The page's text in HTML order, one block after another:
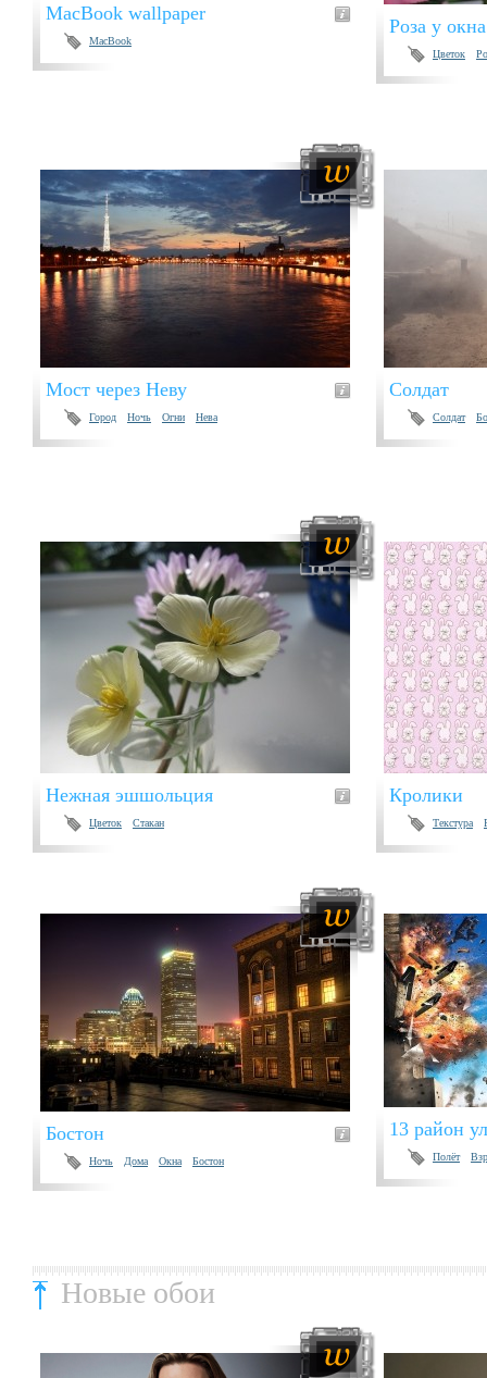
MacBook wallpaper
MacBook
Роза у окна
Цветок
Мост через Неву
Город Ночь Огни Нева
Солдат
Солдат
Нежная эшшольция
Цветок Стакан
Кролики
Текстура
Бостон
Ночь Дома Окна Бостон
13 район
Полёт
Новые обои